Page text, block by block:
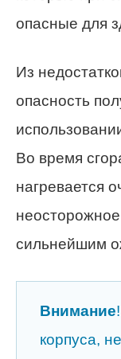
опасные для
Из
опасность
Во время
нагревается
сильнейшим
Внимание
корпуса,